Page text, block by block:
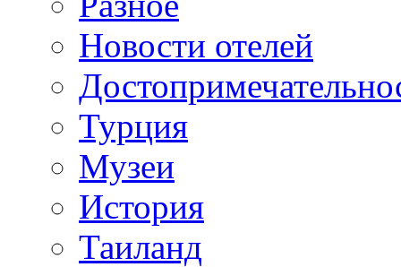
Новости отелей
Турция
Музеи
История
Таиланд